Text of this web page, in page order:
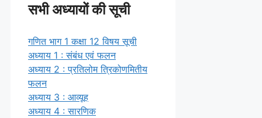
सभी अध्यायों की सूची
गणित भाग 1 कक्षा 12 विषय सूची
अध्याय 1 : संबंध एवं फलन
अध्याय 2 : प्रतिलोम त्रिकोणमितीय
फलन
अध्याय 3 : आव्यूह
अध्याय 4 : सारणिक